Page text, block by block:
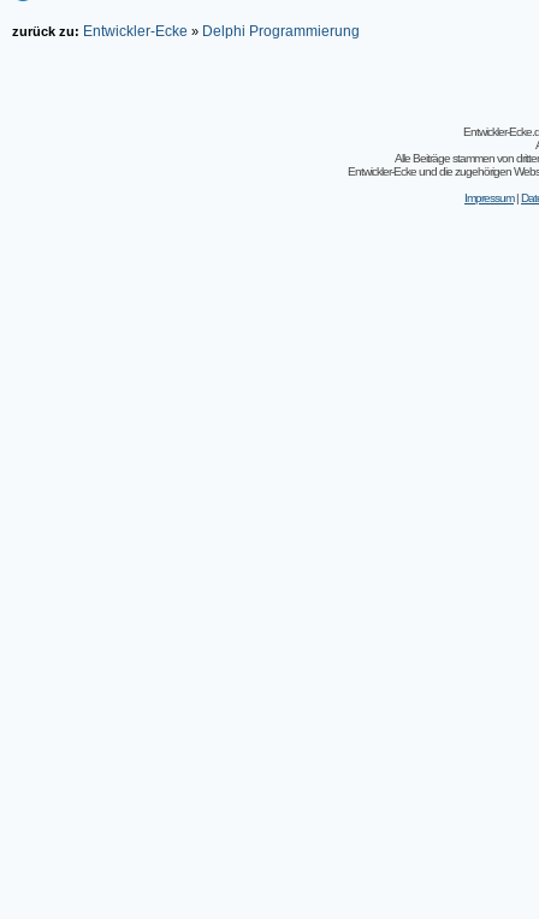
zurück zu: Entwickler-Ecke » Delphi Programmierung
Entwickler-
Alle Beiträge stammen von
Entwickler-Ecke und die zugehörigen
Impressum|